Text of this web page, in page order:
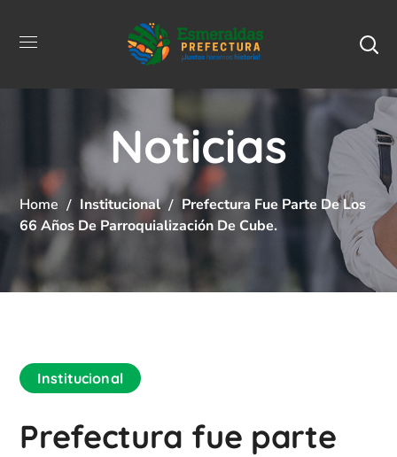
Noticias
Home Institucional
Prefectura Fue Parte De Los
66 Años De Parroquialización De Cube.
Institucional
Prefectura fue parte